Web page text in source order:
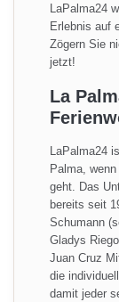
LaPalma24
Erlebnis auf
Zögern Sie
jetzt!
La
LaPalma24
Palma,
geht. Das
bereits seit
Schumann
Gladys
Juan Cruz
die
damit jeder